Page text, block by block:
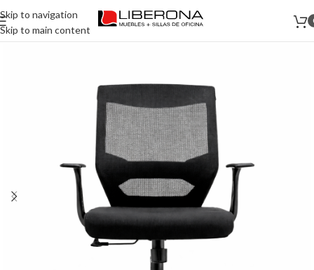
Skip to navigation
Skip to main content